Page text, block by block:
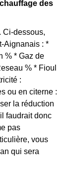
des
Ci-dessous,
Aignanais : *
% * Gaz de
% * Fioul
:
ou en citerne :
la réduction
faudrait donc
pas
vous
qui sera